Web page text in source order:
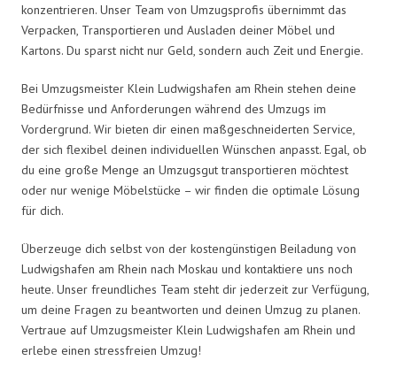
konzentrieren. Unser Team von Umzugsprofis übernimmt das
Verpacken, Transportieren und Ausladen deiner Möbel und
Kartons. Du sparst nicht nur Geld, sondern auch Zeit und Energie.
Bei Umzugsmeister Klein Ludwigshafen am Rhein stehen deine
Bedürfnisse und Anforderungen während des Umzugs im
Vordergrund. Wir bieten dir einen maßgeschneiderten Service,
der sich flexibel deinen individuellen Wünschen anpasst. Egal, ob
du eine große Menge an Umzugsgut transportieren möchtest
oder nur wenige Möbelstücke – wir finden die optimale Lösung
für dich.
Überzeuge dich selbst von der kostengünstigen Beiladung von
Ludwigshafen am Rhein nach Moskau und kontaktiere uns noch
heute. Unser freundliches Team steht dir jederzeit zur Verfügung,
um deine Fragen zu beantworten und deinen Umzug zu planen.
Vertraue auf Umzugsmeister Klein Ludwigshafen am Rhein und
erlebe einen stressfreien Umzug!